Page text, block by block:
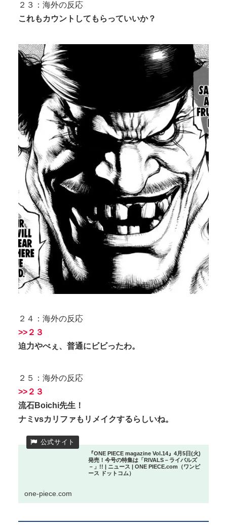
２３：海外の反応
これもカウントしてもらっていいか？
２４：海外の反応
>>２３
迫力やべぇ、普通にビビったわ。
２５：海外の反応
>>２３
流石Boichi先生！
ナミvsカリファもリメイクするらしいね。
『ONE PIECE magazine Vol.14』4月5日(火)
発売！今号の特集は「RIVALS－ライバルズ
－」!! | ニュース | ONE PIECE.com（ワンピ
ース ドットコム）
one-piece.com